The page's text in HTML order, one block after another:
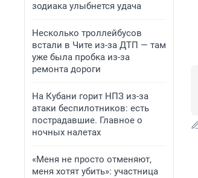
зодиака улыбнется удача
Несколько троллейбусов
встали в Чите из-за ДТП — там
уже была пробка из-за
ремонта дороги
На Кубани горит НПЗ из-за
атаки беспилотников: есть
пострадавшие. Главное о
ночных налетах
«Меня не просто отменяют,
меня хотят убить»: участница